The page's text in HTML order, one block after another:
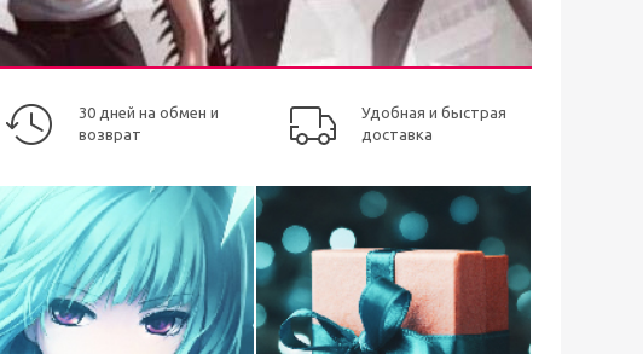
30 дней на обмен и
возврат
Удобная и быстрая
доставка